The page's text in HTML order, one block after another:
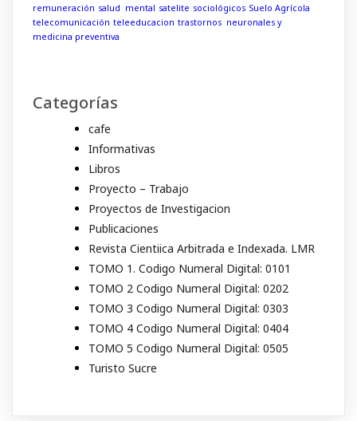
remuneración salud mental satelite sociológicos Suelo Agrícola
telecomunicación teleeducacion trastornos neuronales y
medicina preventiva
Categorías
cafe
Informativas
Libros
Proyecto – Trabajo
Proyectos de Investigacion
Publicaciones
Revista Cientiica Arbitrada e Indexada. LMR
TOMO 1. Codigo Numeral Digital: 0101
TOMO 2 Codigo Numeral Digital: 0202
TOMO 3 Codigo Numeral Digital: 0303
TOMO 4 Codigo Numeral Digital: 0404
TOMO 5 Codigo Numeral Digital: 0505
Turisto Sucre